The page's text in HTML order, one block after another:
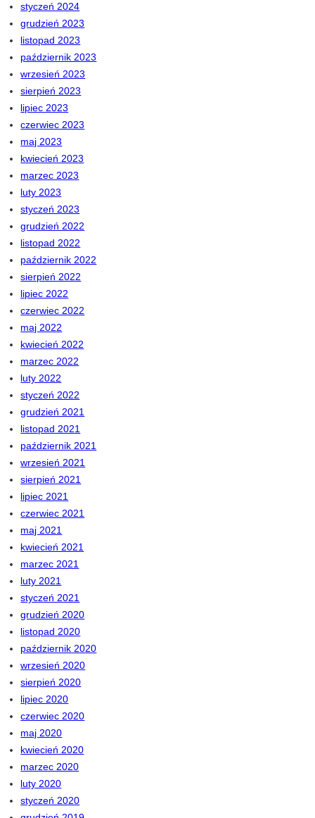
styczeń 2024
grudzień 2023
listopad 2023
październik 2023
wrzesień 2023
sierpień 2023
lipiec 2023
czerwiec 2023
maj 2023
kwiecień 2023
marzec 2023
luty 2023
styczeń 2023
grudzień 2022
listopad 2022
październik 2022
sierpień 2022
lipiec 2022
czerwiec 2022
maj 2022
kwiecień 2022
marzec 2022
luty 2022
styczeń 2022
grudzień 2021
listopad 2021
październik 2021
wrzesień 2021
sierpień 2021
lipiec 2021
czerwiec 2021
maj 2021
kwiecień 2021
marzec 2021
luty 2021
styczeń 2021
grudzień 2020
listopad 2020
październik 2020
wrzesień 2020
sierpień 2020
lipiec 2020
czerwiec 2020
maj 2020
kwiecień 2020
marzec 2020
luty 2020
styczeń 2020